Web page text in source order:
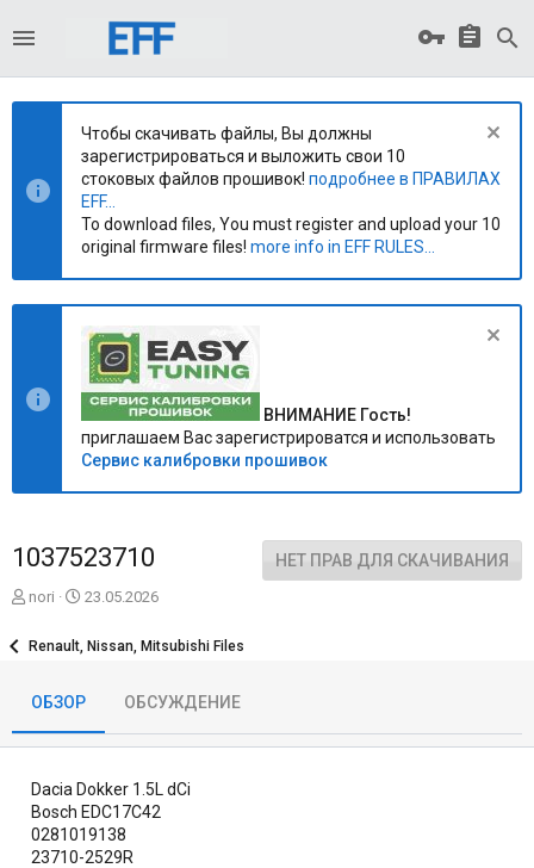
Чтобы скачивать файлы, Вы должны
зарегистрироваться и выложить свои 10
стоковых файлов прошивок! подробнее в ПРАВИЛАХ
EFF...
To download files, You must register and upload your 10
original firmware files! more info in EFF RULES...
ВНИМАНИЕ Гость!
приглашаем Вас зарегистрироватся и использовать
Сервис калибровки прошивок
1037523710 НЕТ ПРАВ ДЛЯ СКАЧИВАНИЯ
А
т
nori
Д
т
о
д
н
и
я
23.05.2026
Renault, Nissan, Mitsubishi Files
ОБЗОР ОБСУЖДЕНИЕ
Dacia Dokker 1.5L dCi
Bosch EDC17C42
0281019138
23710-2529R